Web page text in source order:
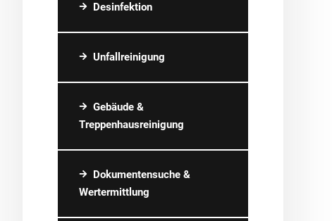
Desinfektion
Unfallreinigung
Gebäude &
Treppenhausreinigung
Dokumentensuche &
Wertermittlung